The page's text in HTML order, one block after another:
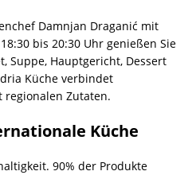
Damnjan Draganić mit
bis 20:30 Uhr genießen Sie
Suppe, Hauptgericht, Dessert
Küche verbindet
regionalen Zutaten.
Küche
90% der Produkte